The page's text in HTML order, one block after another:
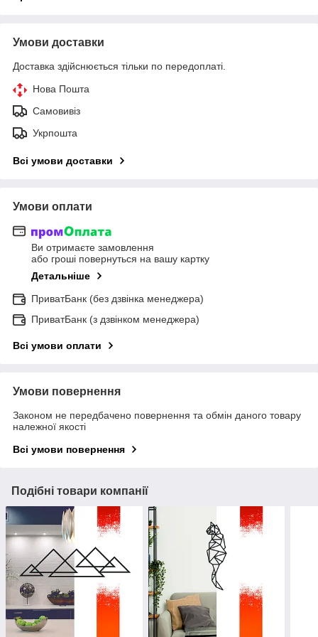
Умови доставки
Доставка здійснюється тільки по передоплаті.
Нова Пошта
Самовивіз
Укрпошта
Всі умови доставки
Умови оплати
Ви отримаєте замовлення
або гроші повернуться на вашу картку
Детальніше
ПриватБанк (без дзвінка менеджера)
ПриватБанк (з дзвінком менеджера)
Всі умови оплати
Умови повернення
Законом не передбачено повернення та обмін даного товару
належної якості
Всі умови повернення
Подібні товари компанії